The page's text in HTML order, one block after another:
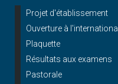
Projet d'établissement
Ouverture à l'international
Plaquette
Résultats aux examens
Pastorale